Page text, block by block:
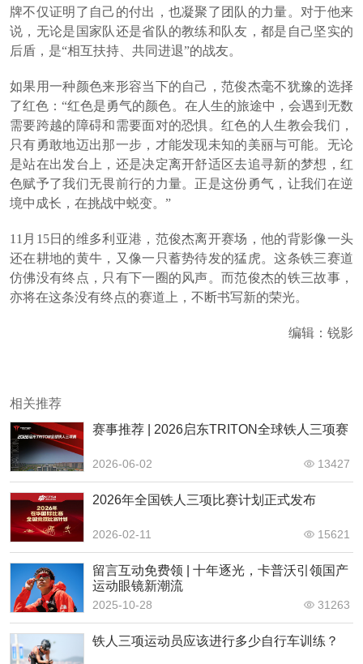
牌不仅证明了自己的付出，也凝聚了团队的力量。对于他来
说，无论是国家队还是省队的教练和队友，都是自己坚实的
后盾，是“相互扶持、共同进退”的战友。
如果用一种颜色来形容当下的自己，范俊杰毫不犹豫的选择
了红色：“红色是勇气的颜色。在人生的旅途中，会遇到无数
需要跨越的障碍和需要面对的恐惧。红色的人生教会我们，
只有勇敢地迈出那一步，才能发现未知的美丽与可能。无论
是站在出发台上，还是决定离开舒适区去追寻新的梦想，红
色赋予了我们无畏前行的力量。正是这份勇气，让我们在逆
境中成长，在挑战中蜕变。”
11月15日的维多利亚港，范俊杰离开赛场，他的背影像一头
还在耕地的黄牛，又像一只蓄势待发的猛虎。这条铁三赛道
仿佛没有终点，只有下一圈的风声。而范俊杰的铁三故事，
亦将在这条没有终点的赛道上，不断书写新的荣光。
编辑：锐影
相关推荐
赛事推荐 | 2026启东TRITON全球铁人三项赛
2026-06-02 13427
2026年全国铁人三项比赛计划正式发布
2026-02-11 15621
留言互动免费领 | 十年逐光，卡普沃引领国产
运动眼镜新潮流
2025-10-28 31263
铁人三项运动员应该进行多少自行车训练？